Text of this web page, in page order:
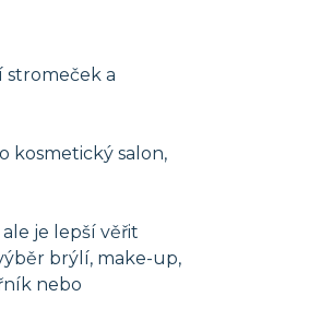
stromeček a
kosmetický salon,
je lepší věřit
brýlí, make-up,
nebo